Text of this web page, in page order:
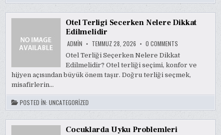
Otel Terligi Secerken Nelere Dikkat
Edilmelidir
ADMIN TEMMUZ 28, 2026 0 COMMENTS
TERLIGI
SECERKEN
NELERE
DIKKAT
EDILMELIDIR
Otel Terliği Seçerken Nelere Dikkat
Edilmelidir? Otel terliği seçimi, konfor ve
hijyen açısından büyük önem taşır. Doğru terliği seçmek,
misafirlerin…
POSTED IN:UNCATEGORIZED
Cocuklarda Uyku Problemleri